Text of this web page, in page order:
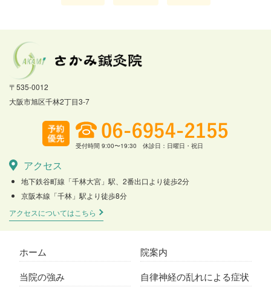
〒535-0012
大阪市旭区千林2丁目3-7
受付時間 9:00〜19:30 休診日：日曜日・祝日
アクセス
地下鉄谷町線「千林大宮」駅、2番出口より徒歩2分
京阪本線「千林」駅より徒歩8分
アクセスについてはこちら
ホーム
院案内
当院の強み
自律神経の乱れによる症状